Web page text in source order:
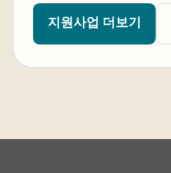
지원사업 더보기